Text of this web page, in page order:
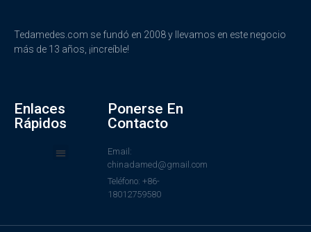
Tedamedes.com se fundó en 2008 y llevamos en este negocio
más de 13 años, ¡increíble!
Enlaces
Rápidos
Ponerse En
Contacto
Email:
chinadamed@gmail.com
Teléfono: +86-
18012759580